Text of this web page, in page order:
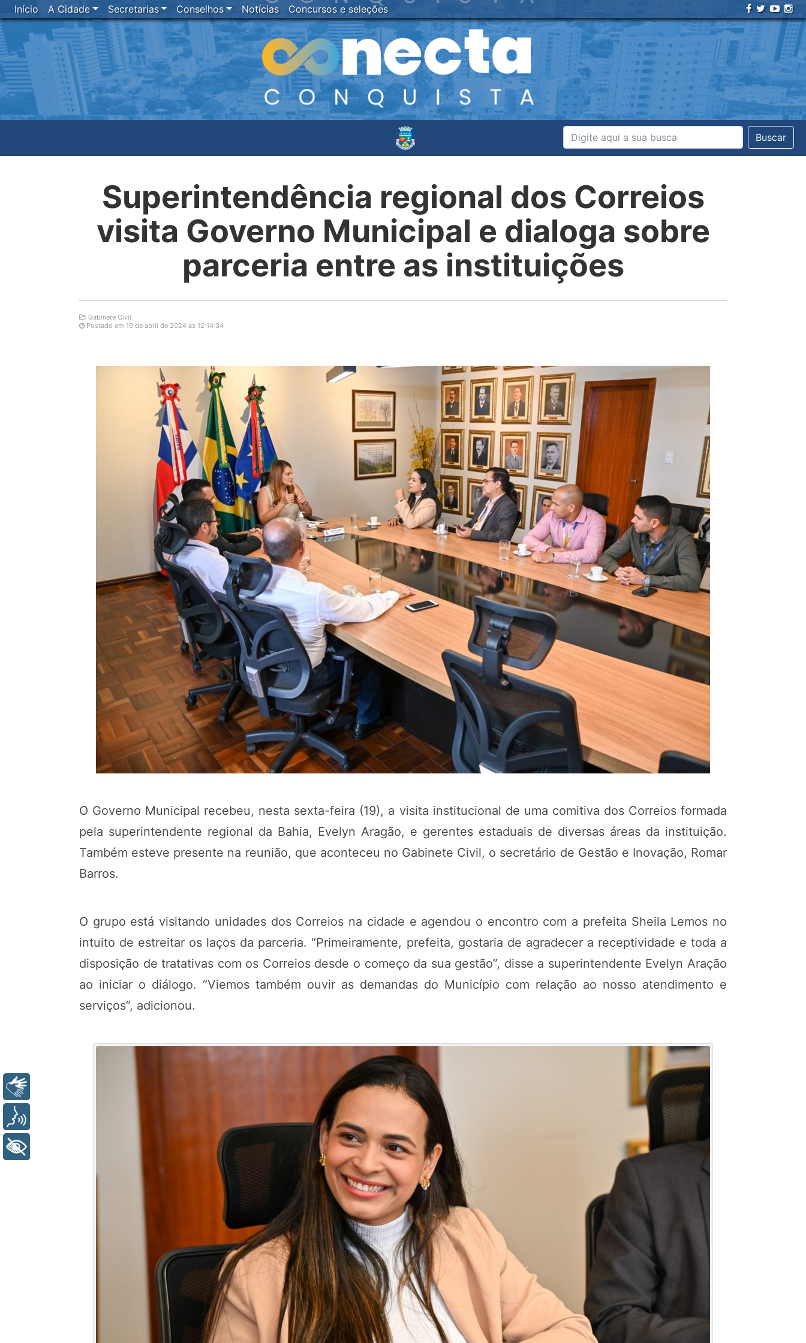
Início A Cidade Secretarias Conselhos Notícias Concursos e seleções
Buscar
Superintendência regional dos Correios
visita Governo Municipal e dialoga sobre
parceria entre as instituições
Gabinete Civil
Postado em 19 de abril de 2024 as 12:14:34
O Governo Municipal recebeu, nesta sexta-feira (19), a visita institucional de uma comitiva dos Correios formada
pela superintendente regional da Bahia, Evelyn Aragão, e gerentes estaduais de diversas áreas da instituição.
Também esteve presente na reunião, que aconteceu no Gabinete Civil, o secretário de Gestão e Inovação, Romar
Barros.
O grupo está visitando unidades dos Correios na cidade e agendou o encontro com a prefeita Sheila Lemos no
intuito de estreitar os laços da parceria. “Primeiramente, prefeita, gostaria de agradecer a receptividade e toda a
disposição de tratativas com os Correios desde o começo da sua gestão”, disse a superintendente Evelyn Aração
ao iniciar o diálogo. “Viemos também ouvir as demandas do Município com relação ao nosso atendimento e
serviços”, adicionou.